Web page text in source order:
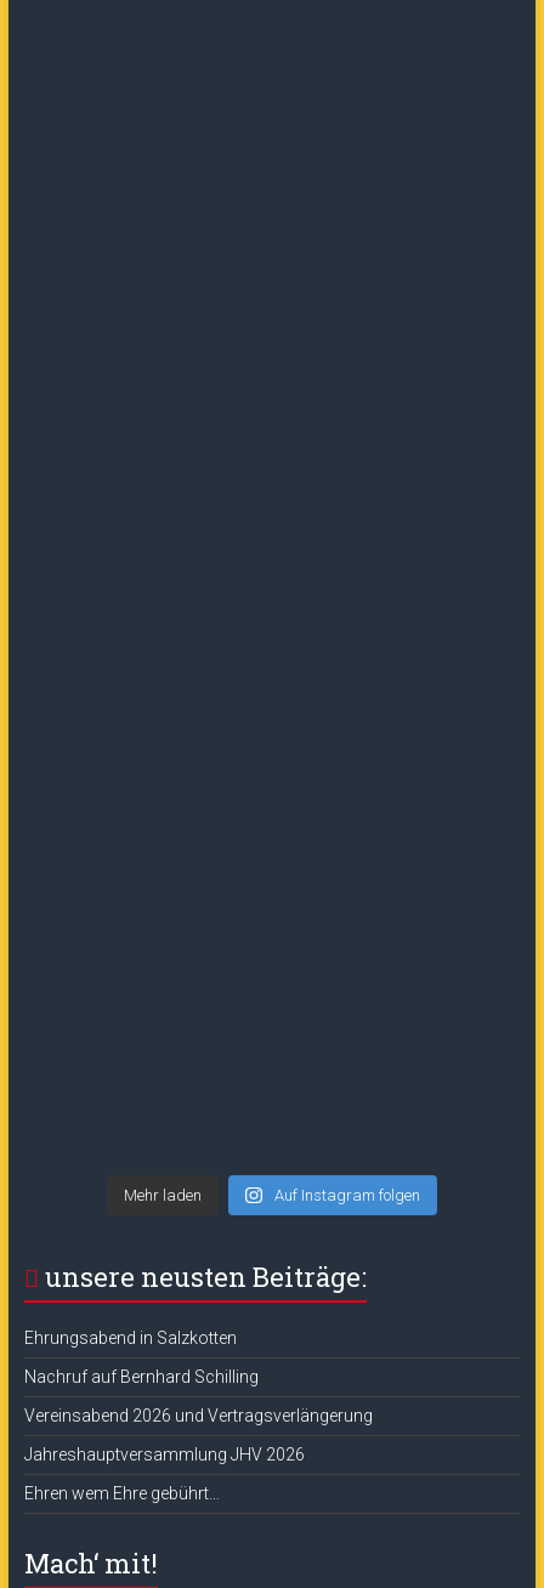
Mehr laden Auf Instagram folgen
unsere neusten Beiträge:
Ehrungsabend in Salzkotten
Nachruf auf Bernhard Schilling
Vereinsabend 2026 und Vertragsverlängerung
Jahreshauptversammlung JHV 2026
Ehren wem Ehre gebührt…
Mach‘ mit!